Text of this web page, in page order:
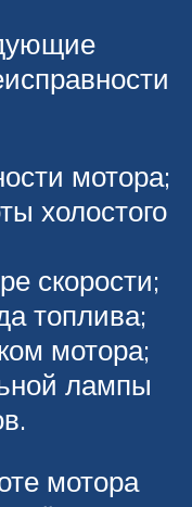
мотора;
холостого
скорости;
топлива;
мотора;
лампы
мотора